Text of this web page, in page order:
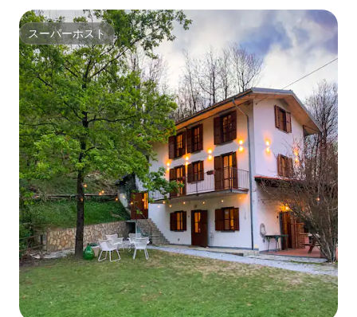
スーパーホスト
スーパーホスト